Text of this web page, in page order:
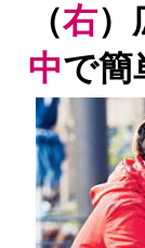
（右）
中で簡